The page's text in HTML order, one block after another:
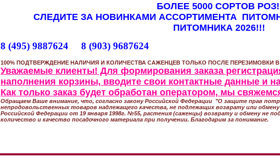
БОЛЕЕ 5000 СОРТОВ РОЗ!
СЛЕДИТЕ ЗА НОВИНКАМИ АССОРТИМЕНТА
ПИТОМНИКА 2026!!!
8 (495) 9887624 8 (903) 9687624
100% ПОДТВЕРЖДЕНИЕ НАЛИЧИЯ И КОЛИЧЕСТВА САЖЕНЦЕВ ТОЛЬКО ПОСЛЕ ПЕРЕЗИМОВКИ
Уважаемые клиенты! Для формирования заказа
наполнения корзины, вводите свои контактные данные и
Как только заказ будет обработан оператором, мы
Обращаем Ваше внимание, что, согласно закону Российской Федерации "О защите прав
непродовольственных товаров надлежащего качества, не подлежащих возврату или
Российской Федерации от 19 января 1998г. №55, растения (саженцы) возврату и обмену не
количество и качество посадочного материала при получении. Благодарим за понимание.